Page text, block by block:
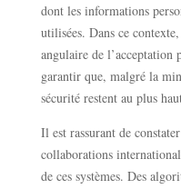
dont les informations
utilisées. Dans ce
angulaire de
garantir que, malgré la
sécurité restent au plus
Il est rassurant de
collaborations
de ces systèmes. Des